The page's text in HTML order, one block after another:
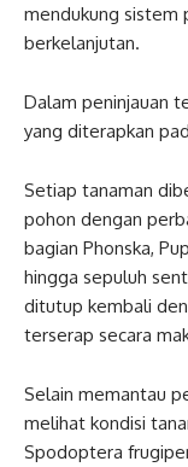
mendukung sistem
berkelanjutan.
Dalam peninjauan
yang diterapkan
Setiap tanaman
pohon dengan
bagian Phonska,
hingga sepuluh
ditutup kembali
terserap secara
Selain memantau
melihat kondisi
Spodoptera